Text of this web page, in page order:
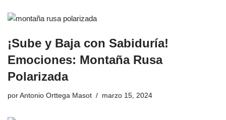
¡Sube y Baja con Sabiduría!
Emociones: Montaña Rusa
Polarizada
por Antonio Orttega Masot marzo 15, 2024